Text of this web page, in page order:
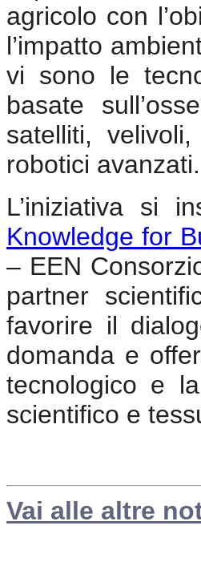
agricolo con
l’impatto
vi sono le
basate
satelliti,
robotici avanzati.
L’iniziativa si
Knowledge for
– EEN
partner
favorire il
domanda e
tecnologico e
scientifico e
Vai alle altre